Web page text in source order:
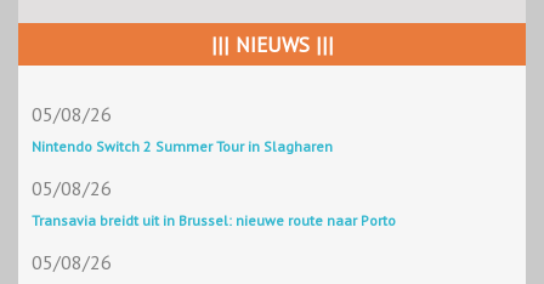
||| NIEUWS |||
05/08/26
Nintendo Switch 2 Summer Tour in Slagharen
05/08/26
Transavia breidt uit in Brussel: nieuwe route naar Porto
05/08/26